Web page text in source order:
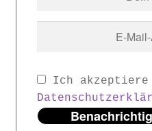
Ich akzeptiere